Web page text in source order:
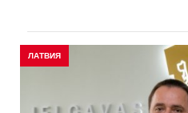
ЛАТВИЯ